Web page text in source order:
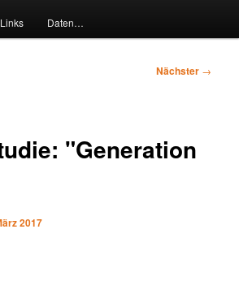
Links Daten…
Nächster →
"Generation
2017